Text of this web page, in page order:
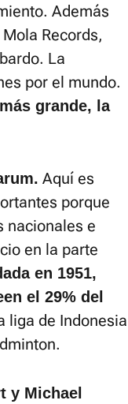
Además
Records,
La
por el mundo.
grande, la
Aquí es
porque
nacionales e
en la parte
en 1951,
el 29% del
liga de Indonesia
y Michael